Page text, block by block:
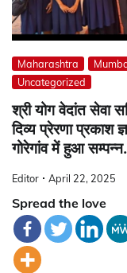
Maharashtra
Uncategorized
श्री योग वेदांत सेवा
दिव्य प्रेरणा प्रकाश
गोरेगांव में हुआ सम्पन्न.
Editor April 22, 2025
Spread the love